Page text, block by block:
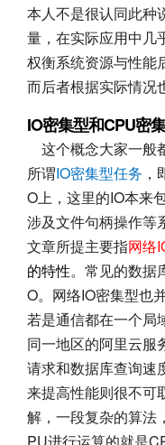
本人不是很认同此种
量，在实际应用中几
权衡系统资源与性能
而后者根据实际情况
IO密集型和CPU密
这个概念大家一般
所谓IO密集型任务
O上，这里的IO本来
涉及文件句柄操作等
文章所提主要指网络
的特性。常见的数据
O。网络IO密集型也
若是通信都在一个局
同一地区的阿里云服
请求和数据库查询速
来提高性能则很不可
解，一段复杂的算法
PU进行运算的就是